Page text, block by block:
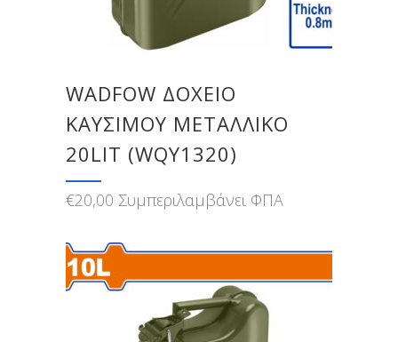
WADFOW ΔΟΧΕΙΟ
ΚΑΥΣΙΜΟΥ ΜΕΤΑΛΛΙΚΟ
20LIT (WQY1320)
€20,00 Συμπεριλαμβάνει ΦΠΑ